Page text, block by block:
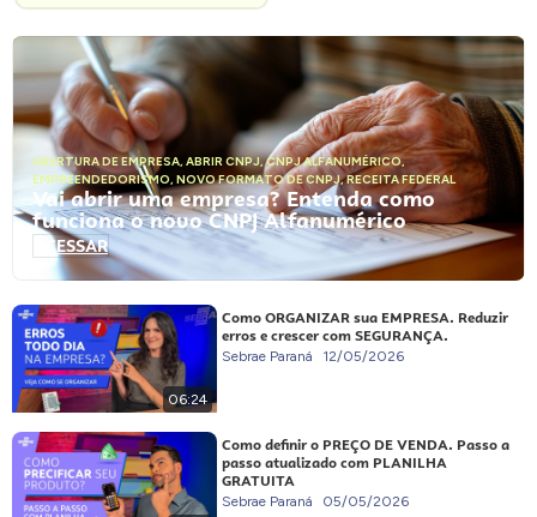
ABERTURA DE EMPRESA, ABRIR CNPJ,CNPJ ALFANUMÉRICO,
EMPREENDEDORISMO, NOVO FORMATO DE CNPJ,RECEITA FEDERAL
Vai abrir uma empresa? Entenda como
funciona o novo CNPJ Alfanumérico
ACESSAR
06:24
Como ORGANIZAR sua EMPRESA. Reduzir
erros e crescer com SEGURANÇA.
Sebrae Paraná 12/05/2026
Como definir o PREÇO DE VENDA. Passo a
passo atualizado com PLANILHA
GRATUITA
Sebrae Paraná 05/05/2026